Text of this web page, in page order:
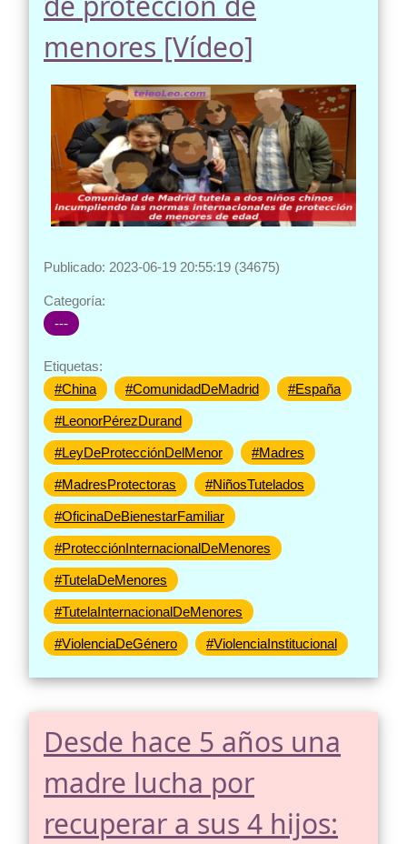
menores [Vídeo]
Publicado: 2023-06-19 20:55:19 (34675)
Categoría:
---
Etiquetas:
#China
#ComunidadDeMadrid #España
#LeonorPérezDurand
#LeyDeProtecciónDelMenor #Madres
#MadresProtectoras #NiñosTutelados
#OficinaDeBienestarFamiliar
#ProtecciónInternacionalDeMenores
#TutelaDeMenores
#TutelaInternacionalDeMenores
#ViolenciaDeGénero #ViolenciaInstitucional
Desde hace 5 años una
madre lucha por
recuperar a sus 4 hijos: